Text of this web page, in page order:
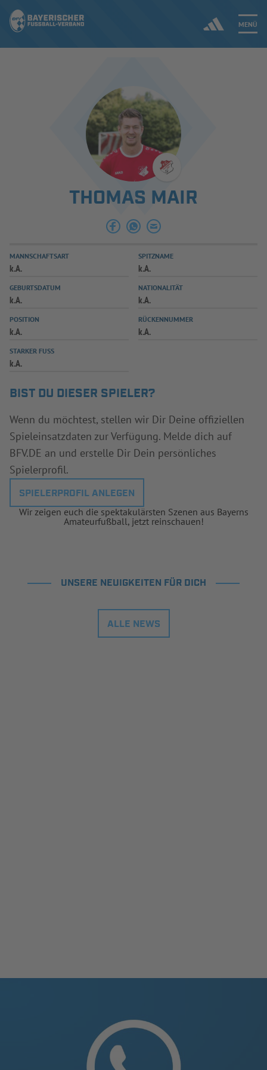
MENÜ
ERGEBNISSE & WETTBEWERBE
SPIELBETRIEB & VERBANDSLEBEN
AUSBILDUNG & FÖRDERUNG
SPIELPLUS
THOMAS MAIR
MANNSCHAFTSART
k.A.
SPITZNAME
k.A.
GEBURTSDATUM
k.A.
NATIONALITÄT
k.A.
POSITION
k.A.
RÜCKENNUMMER
k.A.
STARKER FUSS
k.A.
BIST DU DIESER SPIELER?
Wenn du möchtest, stellen wir Dir Deine offiziellen
Spieleinsatzdaten zur Verfügung. Melde dich auf
BFV.DE an und erstelle Dir Dein persönliches
Spielerprofil.
SPIELERPROFIL ANLEGEN
Wir zeigen euch die spektakulärsten Szenen aus Bayerns
Amateurfußball, jetzt reinschauen!
UNSERE NEUIGKEITEN FÜR DICH
ALLE NEWS